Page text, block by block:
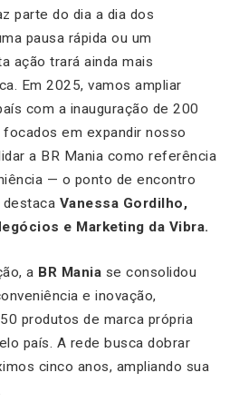
parte do dia a dia dos
pausa rápida ou um
ação trará ainda mais
Em 2025, vamos ampliar
com a inauguração de 200
em expandir nosso
a BR Mania como referência
— o ponto de encontro
destaca Vanessa Gordilho,
e Marketing da Vibra.
a BR Mania se consolidou
e inovação,
produtos de marca própria
país. A rede busca dobrar
cinco anos, ampliando sua